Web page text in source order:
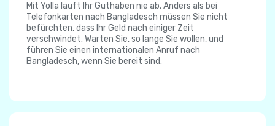
Mit Yolla läuft Ihr Guthaben nie ab. Anders als bei
Telefonkarten nach Bangladesch müssen Sie nicht
befürchten, dass Ihr Geld nach einiger Zeit
verschwindet. Warten Sie, so lange Sie wollen, und
führen Sie einen internationalen Anruf nach
Bangladesch, wenn Sie bereit sind.